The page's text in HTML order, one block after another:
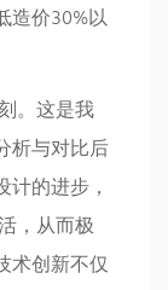
造价30%以
。这是我
析与对比后
的进步，
，从而极
术创新不仅